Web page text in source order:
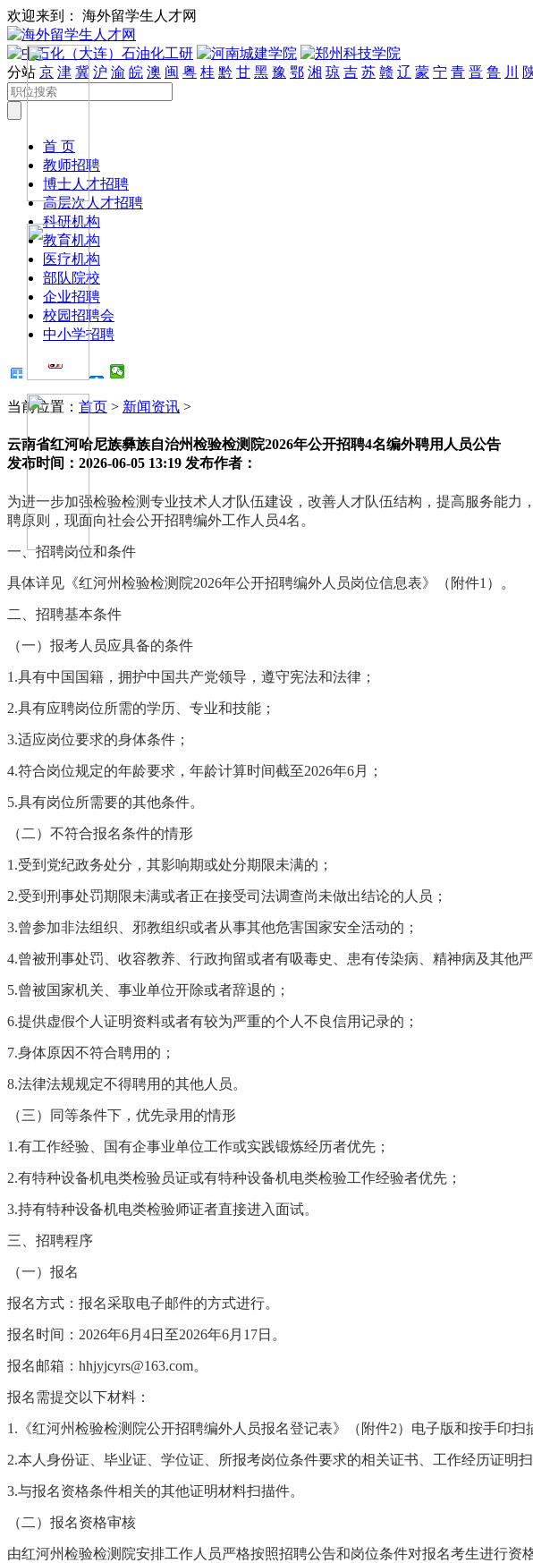
欢迎来到： 海外留学生人才网
分站 京 津 冀 沪 渝 皖 澳 闽 粤 桂 黔 甘 黑 豫 鄂 湘 琼 吉 苏 赣 辽 蒙 宁 青 晋 鲁 川
首 页
教师招聘
博士人才招聘
高层次人才招聘
科研机构
教育机构
医疗机构
部队院校
企业招聘
校园招聘会
中小学招聘
当前位置： 首页 > 新闻资讯 >
云南省红河哈尼族彝族自治州检验检测院2026年公开招聘4名编外聘用人员公告
发布时间：2026-06-05 13:19 发布作者：
为进一步加强检验检测专业技术人才队伍建设，改善人才队伍结构，提高服务能
聘原则，现面向社会公开招聘编外工作人员4名。
一、招聘岗位和条件
具体详见《红河州检验检测院2026年公开招聘编外人员岗位信息表》（附件1 ）。
二、招聘基本条件
（一）报考人员应具备的条件
1.具有中国国籍，拥护中国共产党领导，遵守宪法和法律；
2.具有应聘岗位所需的学历、专业和技能；
3.适应岗位要求的身体条件；
4.符合岗位规定的年龄要求， 年龄计算时间截至2026年6月；
5.具有岗位所需要的其他条件。
（二）不符合报名条件的情形
1.受到党纪政务处分，其影响期或处分期限未满的；
2.受到刑事处罚期限未满或者正在接受司法调查尚未做出结论的人员；
3.曾参加非法组织、邪教组织或者从事其他危害国家安全活动的；
4.曾被刑事处罚、收容教养、行政拘留或者有吸毒史、患有传染病、精神病及其他
5.曾被国家机关、事业单位开除或者辞退的；
6.提供虚假个人证明资料或者有较为严重的个人不良信用记录的；
7.身体原因不符合聘用的；
8.法律法规规定不得聘用的其他人员。
（三）同等条件下，优先录用的情形
1.有工作经验、国有企事业单位工作或实践锻炼经历者优先；
2.有特种设备机电类检验员证或有特种设备机电类检验工作经验者优先；
3.持有特种设备机电类检验师证者直接进入面试。
三、招聘程序
（一）报名
报名方式：报名采取电子邮件的方式进行。
报名时间 ： 2026年6月4日至2026年6月17日 。
报名邮箱： hhjyjcyrs@163.com。
报名需提交以下材料：
1 . 《红河州检验检测院公开招聘编外人员报名登记表》（附件2） 电子版和按手印扫
2.本人身份证、毕业证、学位证、所报考岗位条件要求的相关证书、工作经历证明
3.与报名资格条件相关的其他证明材料扫描件。
（二）报名资格审核
由红河州检验检测院安排工作人员严格按照招聘公告和岗位条件对报名考生进行资